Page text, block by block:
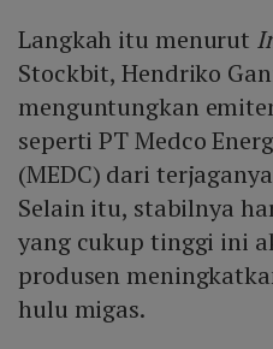
Langkah itu menurut
Stockbit, Hendriko
menguntungkan
seperti PT Medco
(MEDC) dari
Selain itu, stabilnya
yang cukup tinggi ini
produsen
hulu migas.